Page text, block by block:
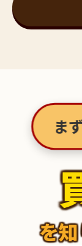
ま
を